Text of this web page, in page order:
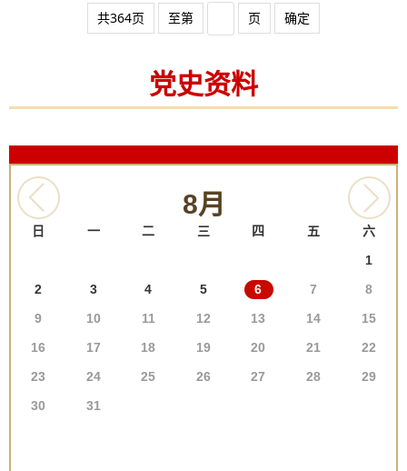
共364页 至第 页 确定
党史资料
8月
日 一 二 三 四 五
六
1
2
3 4 5 6 7
8
9
10 11 12 13 14
15
16
17 18 19 20 21
22
23
24 25 26 27 28
29
30
31